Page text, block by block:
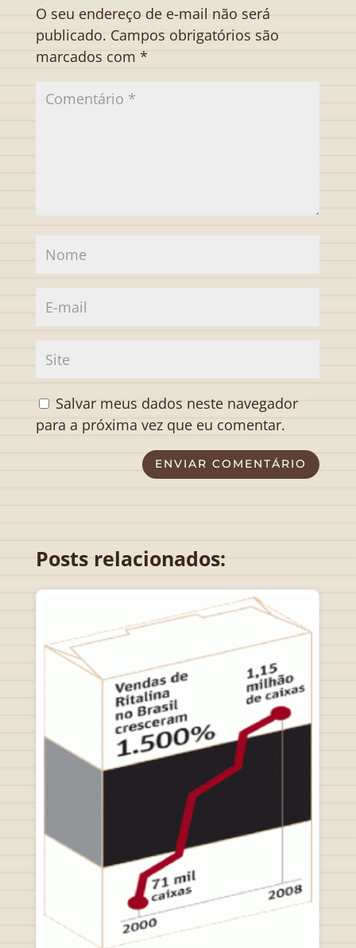
O seu endereço de e-mail não será
publicado. Campos obrigatórios são
marcados com *
Salvar meus dados neste navegador
para a próxima vez que eu comentar.
ENVIAR COMENTÁRIO
Posts relacionados: